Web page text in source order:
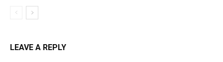
LEAVE A REPLY